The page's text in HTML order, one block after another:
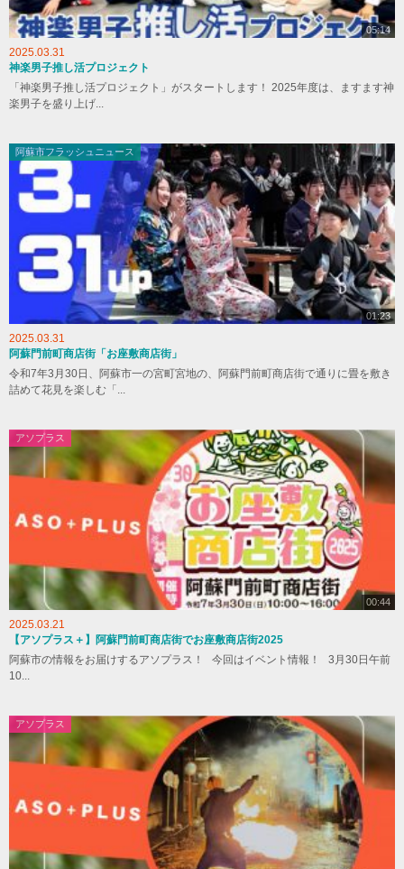
05:14
2025.03.31
神楽男子推し活プロジェクト
「神楽男子推し活プロジェクト」がスタートします！ 2025年度は、ますます神
楽男子を盛り上げ...
阿蘇市フラッシュニュース
01:23
2025.03.31
阿蘇門前町商店街「お座敷商店街」
令和7年3月30日、阿蘇市一の宮町宮地の、阿蘇門前町商店街で通りに畳を敷き
詰めて花見を楽しむ「...
アソプラス
00:44
2025.03.21
【アソプラス＋】阿蘇門前町商店街でお座敷商店街2025
阿蘇市の情報をお届けするアソプラス！ 今回はイベント情報！ 3月30日午前
10...
アソプラス